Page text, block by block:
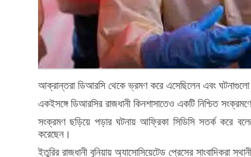
আক্রান্তরা ডিআরসি থেকে ভ্রমণ করে এসেছিলেন এবং ঘটনাগুলো
একইসঙ্গে ডিআরসির রাজধানী কিনশাসাতেও একটি নিশ্চিত
সংক্রমণ ছড়িয়ে পড়ার ঘটনায় আফ্রিকা সিডিসি সতর্ক করে
করেছেন।
ইতুরির রাজধানী বুনিয়ায় অ্যাসোসিয়েটেড প্রেসের সাংবাদিকরা